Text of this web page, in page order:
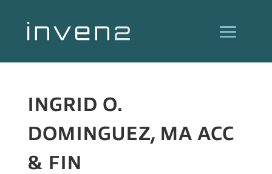
INGRID O.
DOMINGUEZ, MA ACC
& FIN